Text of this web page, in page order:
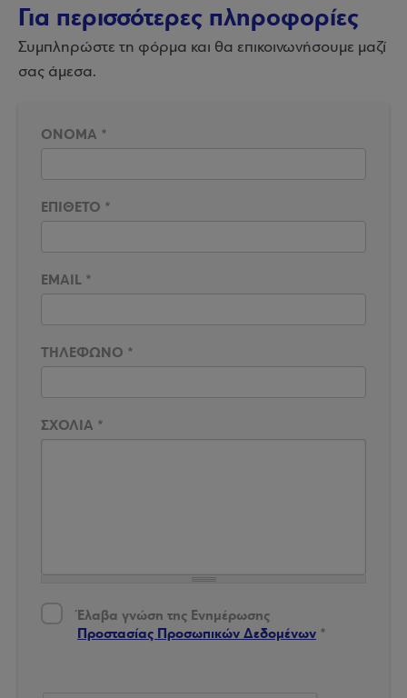
Για περισσότερες πληροφορίες
Συμπληρώστε τη φόρμα και θα επικοινωνήσουμε μαζί
σας άμεσα.
ΟΝΟΜΑ *
ΕΠΙΘΕΤΟ *
EMAIL *
ΤΗΛΕΦΩΝΟ *
ΣΧΟΛΙΑ *
Έλαβα γνώση της Ενημέρωσης Προστασίας Δεδομένων
Έλαβα γνώση της Ενημέρωσης
Προστασίας Προσωπικών Δεδομένων *